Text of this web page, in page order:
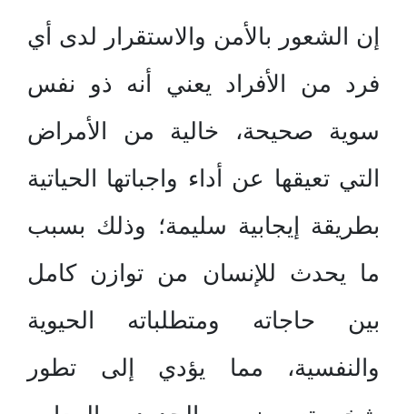
إن الشعور بالأمن والاستقرار لدى أي
فرد من الأفراد يعني أنه ذو نفس
سوية صحيحة، خالية من الأمراض
التي تعيقها عن أداء واجباتها الحياتية
بطريقة إيجابية سليمة؛ وذلك بسبب
ما يحدث للإنسان من توازن كامل
بين حاجاته ومتطلباته الحيوية
والنفسية، مما يؤدي إلى تطور